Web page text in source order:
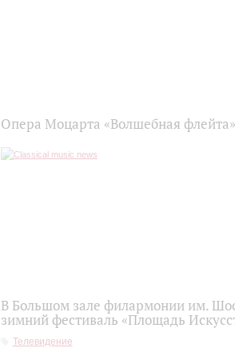
Опера Моцарта «Волшебная
В Большом зале филармонии им.
зимний фестиваль «Площадь
Телевидение